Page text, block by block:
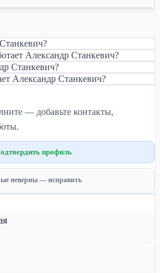
Александр Станкевич?
Станкевич?
Александр Станкевич?
— добавьте контакты,
профиль
неверны — исправить